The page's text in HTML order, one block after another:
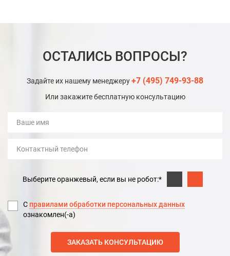
ОСТАЛИСЬ ВОПРОСЫ?
Задайте их нашему менеджеру+7 (495) 749-93-88
Или закажите бесплатную консультацию
Выберите оранжевый, если вы не робот:*
С правилами обработки персональных данных
ознакомлен(-а)
ЗАКАЗАТЬ КОНСУЛЬТАЦИЮ